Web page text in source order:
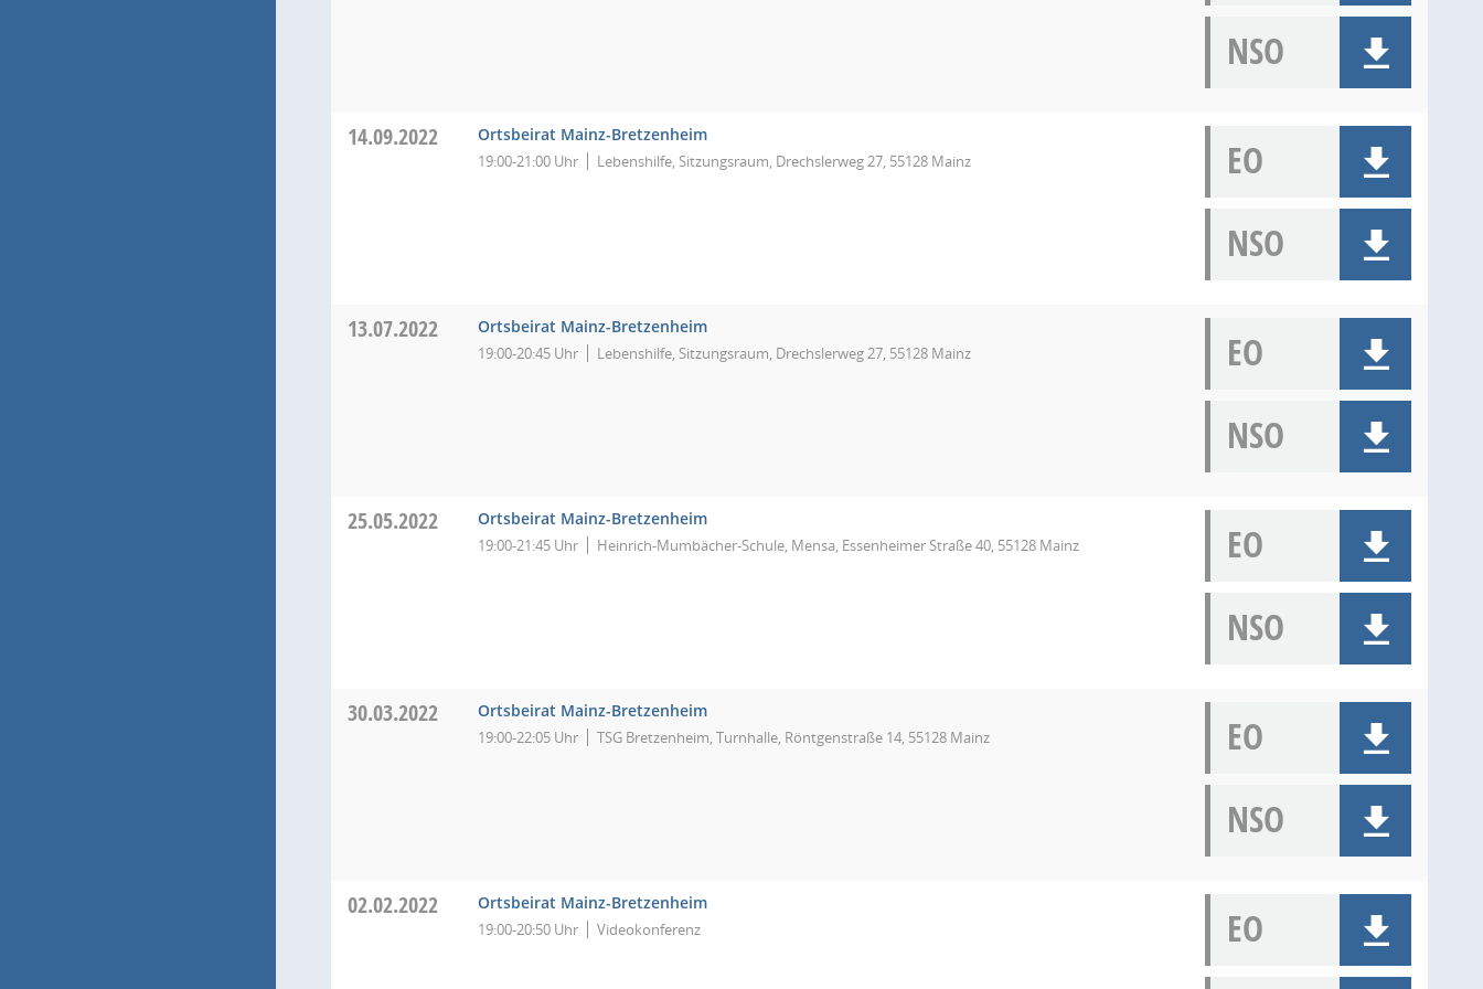
NSO
14.09.2022 Ortsbeirat Mainz-Bretzenheim
19:00-21:00 Uhr Lebenshilfe, Sitzungsraum, Drechslerweg 27, 55128 Mainz
EO
NSO
13.07.2022 Ortsbeirat Mainz-Bretzenheim
19:00-20:45 Uhr Lebenshilfe, Sitzungsraum, Drechslerweg 27, 55128 Mainz
EO
NSO
25.05.2022 Ortsbeirat Mainz-Bretzenheim
19:00-21:45 Uhr Heinrich-Mumbächer-Schule, Mensa, Essenheimer Straße 40, 55128 Mainz
EO
NSO
30.03.2022 Ortsbeirat Mainz-Bretzenheim
19:00-22:05 Uhr TSG Bretzenheim, Turnhalle, Röntgenstraße 14, 55128 Mainz
EO
NSO
02.02.2022 Ortsbeirat Mainz-Bretzenheim
19:00-20:50 Uhr Videokonferenz
EO